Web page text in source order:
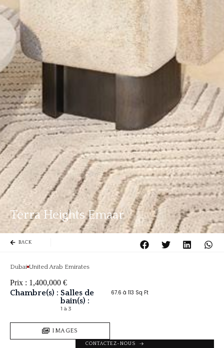
Terra Heights Emaar
BACK
Dubai United Arab Emirates
Prix : 1,400,000 €
Chambre(s) : Salles de
bain(s) :
1 à 3
67.6 à 113 Sq Ft
IMAGES
CONTACTEZ-NOUS